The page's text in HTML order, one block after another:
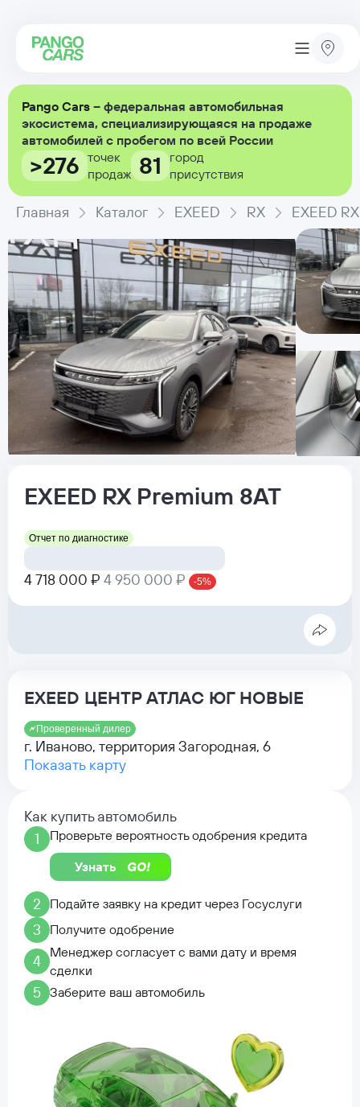
Pango Cars – федеральная автомобильная
экосистема, специализирующаяся на продаже
автомобилей с пробегом по всей России
>276 точек
продаж 81
город
присутствия
Главная Каталог EXEED RX EXEED
EXEED RX Premium 8AT
Отчет по диагностике
4 718 000 ₽ 4 950 000 ₽ -5%
EXEED ЦЕНТР АТЛАС ЮГ НОВЫЕ
Проверенный дилер
г. Иваново, территория Загородная, 6
Показать карту
Как купить автомобиль
1
Проверьте вероятность одобрения кредита
Узнать
2 Подайте заявку на кредит через Госуслуги
3 Получите одобрение
4
Менеджер согласует с вами дату и время
сделки
5 Заберите ваш автомобиль